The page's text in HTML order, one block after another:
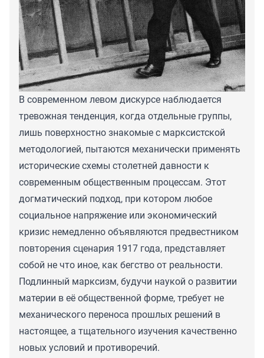
В современном левом дискурсе наблюдается
тревожная тенденция, когда отдельные группы,
лишь поверхностно знакомые с марксистской
методологией, пытаются механически применять
исторические схемы столетней давности к
современным общественным процессам. Этот
догматический подход, при котором любое
социальное напряжение или экономический
кризис немедленно объявляются предвестником
повторения сценария 1917 года, представляет
собой не что иное, как бегство от реальности.
Подлинный марксизм, будучи наукой о развитии
материи в её общественной форме, требует не
механического переноса прошлых решений в
настоящее, а тщательного изучения качественно
новых условий и противоречий.